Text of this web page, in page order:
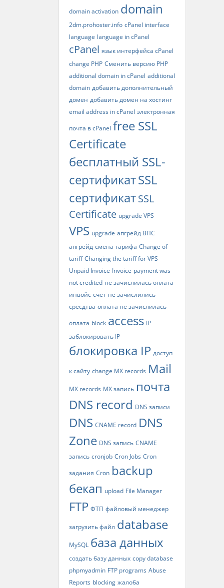
domain activation domain
2dm.prohoster.info cPanel interface
language language in cPanel
cPanel язык интерфейса cPanel
change PHP Сменить версию PHP
additional domain in cPanel additional
domain добавить дополнительный
домен добавить домен на хостинг
email address in cPanel электронная
почта в cPanel free SSL
Certificate
бесплатный SSL-
сертификатSSL
сертификатSSL
Certificate upgrade VPS
VPS upgrade апгрейд ВПС
апгрейд смена тарифа Change of
tariff Changing the tariff for VPS
Unpaid Invoice Invoice payment was
not credited не зачислилась оплата
инвойс счет не зачислились
сресдтва оплата не зачислилась
оплата block access IP
заблокировать IP
блокировка IP доступ
к сайту change MX records Mail
MX records MX запись почта
DNS record DNS записи
DNS CNAME record DNS
Zone DNS запись CNAME
запись cronjob Cron Jobs Cron
задания Cron backup
бекап upload File Manager
FTP ФТП файловый менеджер
загрузить файл database
MySQL база данных
создать базу данных copy database
phpmyadmin FTP programs Abuse
Reports blocking жалоба